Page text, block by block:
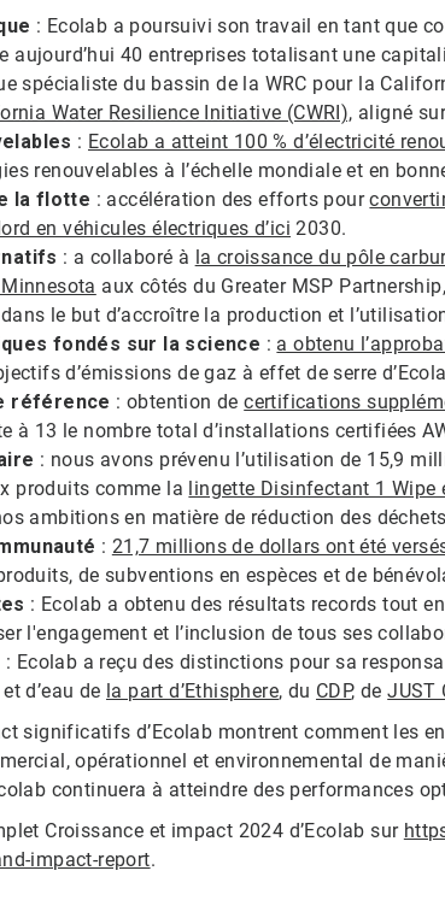
: Ecolab a poursuivi son travail en tant que
aujourd’hui 40 entreprises totalisant une
spécialiste du bassin de la WRC pour la
Water Resilience Initiative (CWRI), aligné
: Ecolab a atteint 100 % d’électricité
renouvelables à l’échelle mondiale et en
la flotte : accélération des efforts pour
en véhicules électriques d’ici 2030.
: a collaboré à la croissance du pôle
aux côtés du Greater MSP
le but d’accroître la production et
fondés sur la science : a obtenu
d’émissions de gaz à effet de serre
référence : obtention decertifications
à 13 le nombre total d’installations certifiées
: nous avons prévenu l’utilisation de 15,9
produits comme la lingette Disinfectant 1 Wipe
ambitions en matière de réduction des
: 21,7 millions de dollars ont été
de subventions en espèces et de
: Ecolab a obtenu des résultats records tout
l'engagement et l’inclusion de tous ses
: Ecolab a reçu des distinctions pour sa
d’eau de la part d’Ethisphere, du CDP, deJUST
significatifs d’Ecolab montrent comment les
opérationnel et environnemental de
continuera à atteindre des performances
Croissance et impact 2024 d’Ecolab sur
impact-report.